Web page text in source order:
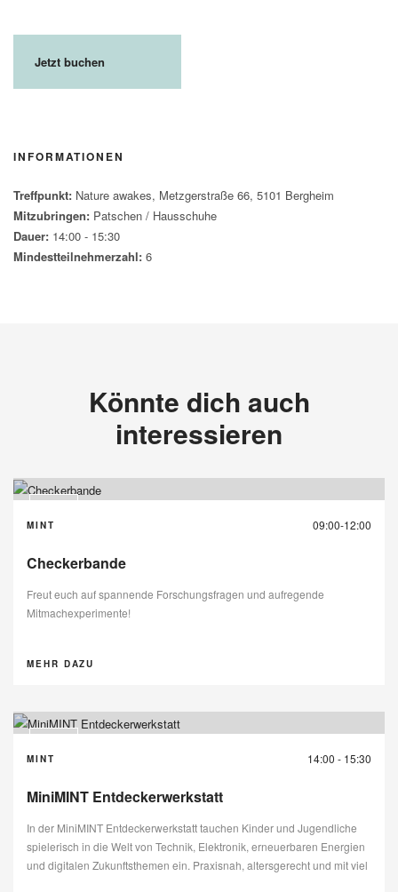
Jetzt buchen
INFORMATIONEN
Treffpunkt: Nature awakes, Metzgerstraße 66, 5101 Bergheim
Mitzubringen: Patschen / Hausschuhe
Dauer: 14:00 - 15:30
Mindestteilnehmerzahl: 6
Könnte dich auch
interessieren
AUG
MINT 09:00-12:00
Checkerbande
Freut euch auf spannende Forschungsfragen und aufregende
Mitmachexperimente!
MEHR DAZU
SEP
MINT 14:00 - 15:30
MiniMINT Entdeckerwerkstatt
In der MiniMINT Entdeckerwerkstatt tauchen Kinder und Jugendliche
spielerisch in die Welt von Technik, Elektronik, erneuerbaren Energien
und digitalen Zukunftsthemen ein. Praxisnah, altersgerecht und mit viel